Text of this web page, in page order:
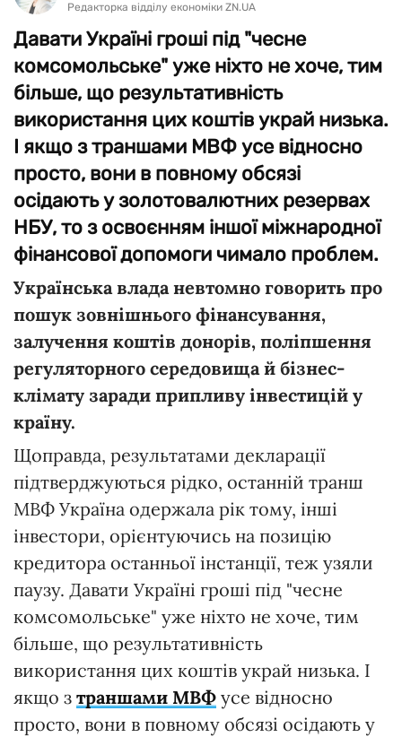
Редакторка відділу економіки ZN.UA
Давати Україні гроші під "чесне
комсомольське" уже ніхто не хоче, тим
більше, що результативність
використання цих коштів украй низька.
І якщо з траншами МВФ усе відносно
просто, вони в повному обсязі
осідають у золотовалютних резервах
НБУ, то з освоєнням іншої міжнародної
фінансової допомоги чимало проблем.
Українська влада невтомно говорить про
пошук зовнішнього фінансування,
залучення коштів донорів, поліпшення
регуляторного середовища й бізнес-
клімату заради припливу інвестицій у
країну.
Щоправда, результатами декларації
підтверджуються рідко, останній транш
МВФ Україна одержала рік тому, інші
інвестори, орієнтуючись на позицію
кредитора останньої інстанції, теж узяли
паузу. Давати Україні гроші під "чесне
комсомольське" уже ніхто не хоче, тим
більше, що результативність
використання цих коштів украй низька. І
якщо з траншами МВФ усе відносно
просто, вони в повному обсязі осідають у